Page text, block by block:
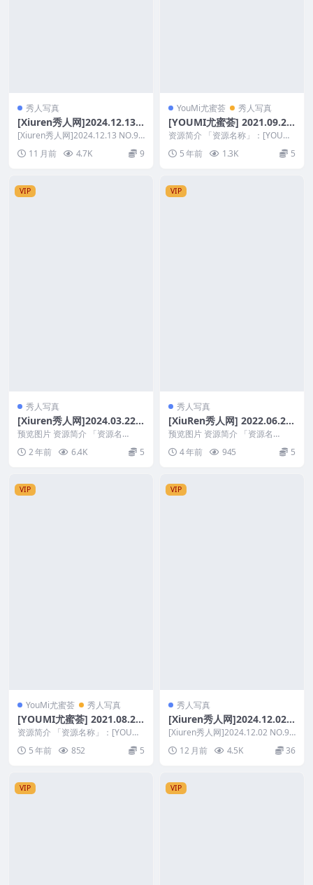
秀人写真
[Xiuren秀人网]2024.12.13
NO.9595 小薯条nienie
[Xiuren秀人网]2024.12.13 NO.95
11 月前 4.7K 9
YouMi尤蜜荟 秀人写真
[YOUMI尤蜜荟] 2021.09.24
VOL.697 允爾 [54+1P 451
M]
资源简介 「资源名称」：[YOUMI
5 年前 1.3K 5
VIP
秀人写真
[Xiuren秀人网]2024.03.22
NO.8279 豆瓣酱
预览图片 资源简介 「资源名
称」：[Xiuren秀人网]2024.03.22
N...2 年前 6.4K 5
VIP
秀人写真
[XiuRen秀人网] 2022.06.23
No.5181 Cherry樱桃酱 [80+
1P]
预览图片 资源简介 「资源名
称」：[XiuRen秀人网] 2022.06.2
3 ...4 年前 945 5
VIP
YouMi尤蜜荟 秀人写真
[YOUMI尤蜜荟] 2021.08.20
VOL.685 模特@熊小诺 阳朔
旅拍写真套图 [50+1P 471M]
资源简介 「资源名称」：[YOUMI
5 年前 852 5
VIP
秀人写真
[Xiuren秀人网]2024.12.02
NO.9536 玥儿玥er
[Xiuren秀人网]2024.12.02 NO.95
12 月前 4.5K 36
VIP VIP